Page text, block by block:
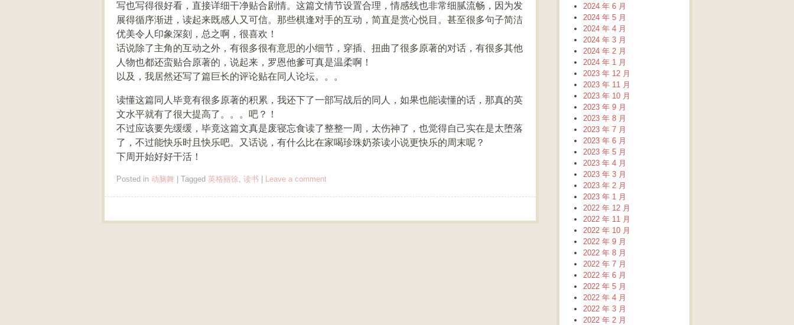
写也写得很好看，直接详细干净贴合剧情。这篇文情节设置合理，情感线也非常细腻流畅，因为发
展得循序渐进，读起来既感人又可信。那些棋逢对手的互动，简直是赏心悦目。甚至很多句子简洁
优美令人印象深刻，总之啊，很喜欢！
话说除了主角的互动之外，有很多很有意思的小细节，穿插、扭曲了很多原著的对话，有很多其他
人物也都还蛮贴合原著的，说起来，罗恩他爹可真是温柔啊！
以及，我居然还写了篇巨长的评论贴在同人论坛。。。
读懂这篇同人毕竟有很多原著的积累，我还下了一部写战后的同人，如果也能读懂的话，那真的英
文水平就有了很大提高了。。。吧？！
不过应该要先缓缓，毕竟这篇文真是废寝忘食读了整整一周，太伤神了，也觉得自己实在是太堕落
了，不过能快乐时且快乐吧。又话说，有什么比在家喝珍珠奶茶读小说更快乐的周末呢？
下周开始好好干活！
Posted in 动脑舞 Tagged 英格丽徐, 读书 Leave a comment
Post navigation
2024 年 6 月
2024 年 5 月
2024 年 4 月
2024 年 3 月
2024 年 2 月
2024 年 1 月
2023 年 12 月
2023 年 11 月
2023 年 10 月
2023 年 9 月
2023 年 8 月
2023 年 7 月
2023 年 6 月
2023 年 5 月
2023 年 4 月
2023 年 3 月
2023 年 2 月
2023 年 1 月
2022 年 12 月
2022 年 11 月
2022 年 10 月
2022 年 9 月
2022 年 8 月
2022 年 7 月
2022 年 6 月
2022 年 5 月
2022 年 4 月
2022 年 3 月
2022 年 2 月